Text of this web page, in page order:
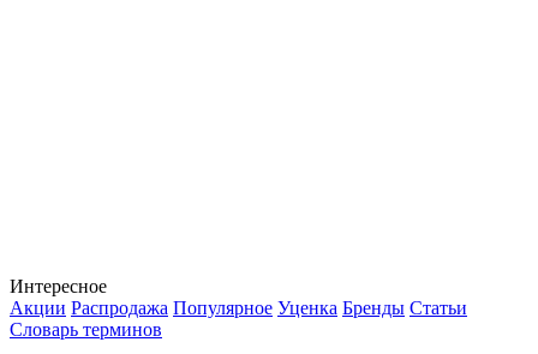
Интересное
Акции Распродажа Популярное Уценка Бренды Статьи
Словарь терминов